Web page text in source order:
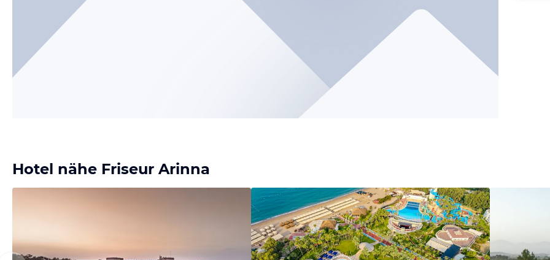
Hotel nähe Friseur Arinna